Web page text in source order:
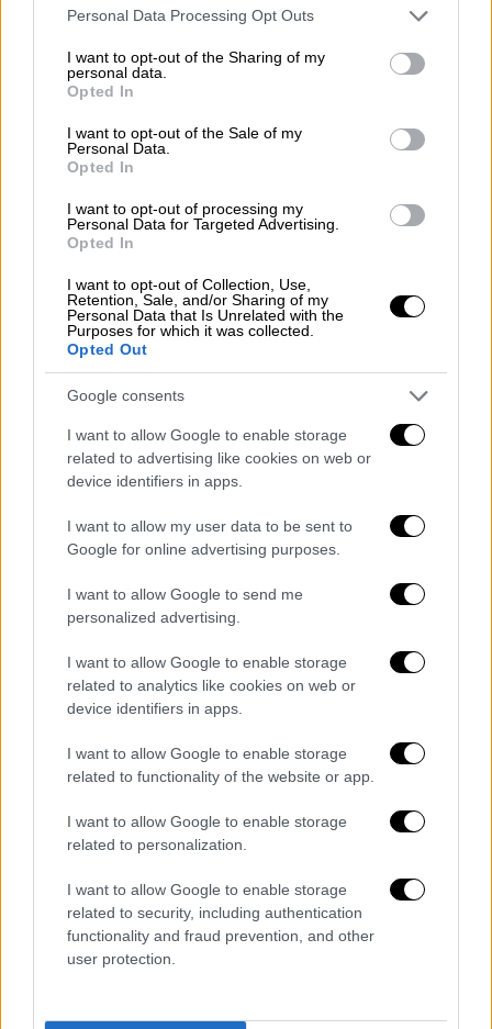
Please note that this website/app uses one or more Google
not limited to your visit or usage behaviour. You may click to
grant or deny consent to Google and its third-party tags to
use your data for below specified purposes in below Google
consent section.
Personal Data Processing Opt Outs
I want to opt-out of the Sharing of my
personal data.
Opted In
I want to opt-out of the Sale of my
Personal Data.
Opted In
I want to opt-out of processing my
Personal Data for Targeted Advertising.
Opted In
I want to opt-out of Collection, Use,
Retention, Sale, and/or Sharing of my
Personal Data that Is Unrelated with the
Purposes for which it was collected.
Opted Out
Google consents
I want to allow Google to enable storage
related to advertising like cookies on web or
device identifiers in apps.
I want to allow my user data to be sent to
Google for online advertising purposes.
I want to allow Google to send me
personalized advertising.
I want to allow Google to enable storage
related to analytics like cookies on web or
device identifiers in apps.
I want to allow Google to enable storage
related to functionality of the website or app.
I want to allow Google to enable storage
related to personalization.
I want to allow Google to enable storage
related to security, including authentication
functionality and fraud prevention, and other
user protection.
Κόσμος|29.09.2021 13:12
Κλιματική κρίση: Το άγαλμα που κόβει
την ανάσα - Κοιτά στα μάτια και στέλνει
ηχηρό μήνυμα
δημιούργησε ο Μεξικανός καλλιτέχνης
Ρούμπεν Ορόσκο έχει στόχο να
προβληματίσει κα να προκαλέσει συζήτηση
γύρω από το θέμα